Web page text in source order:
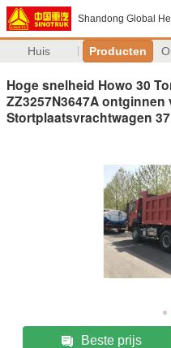
Shandong Global
Huis Producten
Hoge snelheid Howo 30
ZZ3257N3647A ontginnen
Stortplaatsvrachtwagen
Beste prijs